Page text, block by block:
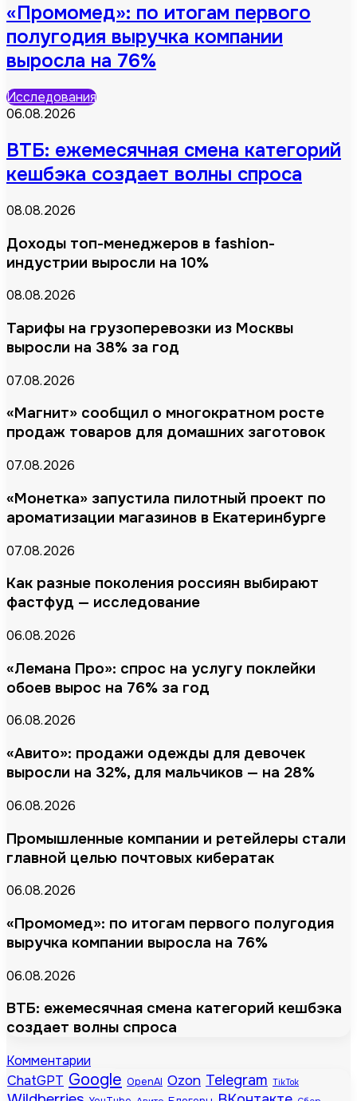
«Промомед»: по итогам первого
полугодия выручка компании
выросла на 76%
Исследования
06.08.2026
ВТБ: ежемесячная смена категорий
кешбэка создает волны спроса
08.08.2026
Доходы топ-менеджеров в fashion-
индустрии выросли на 10%
08.08.2026
Тарифы на грузоперевозки из Москвы
выросли на 38% за год
07.08.2026
«Магнит» сообщил о многократном росте
продаж товаров для домашних заготовок
07.08.2026
«Монетка» запустила пилотный проект по
ароматизации магазинов в Екатеринбурге
07.08.2026
Как разные поколения россиян выбирают
фастфуд — исследование
06.08.2026
«Лемана Про»: спрос на услугу поклейки
обоев вырос на 76% за год
06.08.2026
«Авито»: продажи одежды для девочек
выросли на 32%, для мальчиков — на 28%
06.08.2026
Промышленные компании и ретейлеры стали
главной целью почтовых кибератак
06.08.2026
«Промомед»: по итогам первого полугодия
выручка компании выросла на 76%
06.08.2026
ВТБ: ежемесячная смена категорий кешбэка
создает волны спроса
Комментарии
ChatGPT Google OpenAI Ozon Telegram TikTok